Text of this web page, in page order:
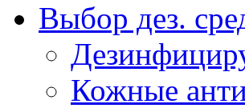
Выбор дез.
Кожные